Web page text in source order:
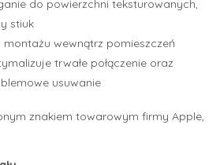
do powierzchni teksturowanych,
stiuk
wewnątrz pomieszczeń
trwałe połączenie oraz
usuwanie
znakiem towarowym firmy Apple,